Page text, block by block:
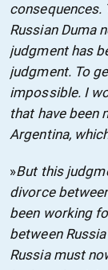
consequences.
Russian Duma
judgment has
judgment. To
impossible. I
that have been
Argentina,
»But this
divorce
been working
between
Russia must